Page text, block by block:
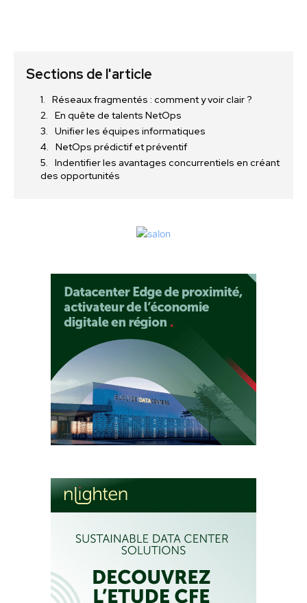
Sections de l'article
Réseaux fragmentés : comment y voir clair ?
En quête de talents NetOps
Unifier les équipes informatiques
NetOps prédictif et préventif
Indentifier les avantages concurrentiels en créant
des opportunités